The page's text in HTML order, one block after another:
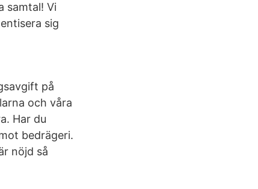
samtal! Vi
sig
på
och våra
Har du
bedrägeri.
nöjd så